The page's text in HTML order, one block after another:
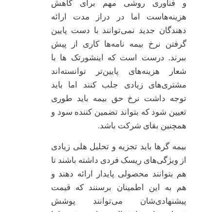
و فناوری روشی مهم برای کاهش
هزینه‌هاست اما در دراز مدت ارائه
دهندگان جدید نمی‌توانند با دست پایین
گرفتن نرخ بیمه نامه‌ها کاری از پیش
ببرند. درست است که اینشورتک ها با
شعار هزینه‌های پایین‌تر توانسته‌اند
مشتری‌های زیادی جلب کنند اما باید
توجه داشت نرخ حق بیمه باید طوری
تعیین شود که بتواند تضمین کننده سود و
همچنین بقای شرکت باشد.
بیمه گرها باید تجزیه و تحلیل هلی زیادی
از ویژگی‌های ریسک فردی داشته باشند تا
هم بتوانند محصولی پایدار ارائه دهند و
هم به این اطمینان برسنند که قیمت
پیشنهادی‌شان می‌توانند پوشش